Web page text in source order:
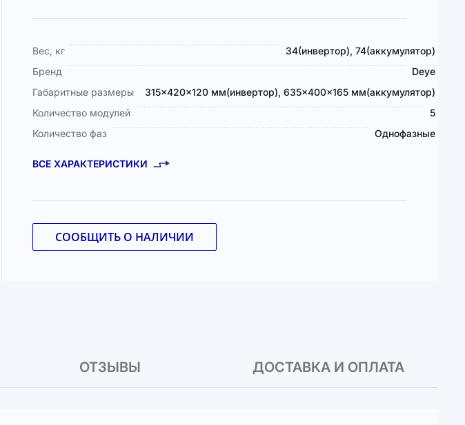
Подробная
информация
Вес, кг
34(инвертор), 74(аккумулятор)
Бренд
Deye
Габаритные размеры
315×420×120 мм(инвертор), 635×400×165 мм(аккумулятор)
Количество модулей
5
Количество фаз
Однофазные
ВСЕ ХАРАКТЕРИСТИКИ
СООБЩИТЬ О НАЛИЧИИ
ОТЗЫВЫ ДОСТАВКА И ОПЛАТА